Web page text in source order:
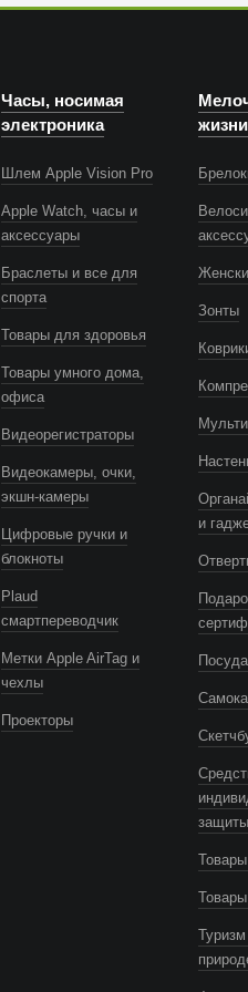
Часы, носимая
электроника
Шлем Apple Vision Pro
Apple Watch, часы и
аксессуары
Браслеты и все для
спорта
Товары для здоровья
Товары умного дома,
офиса
Видеорегистраторы
Видеокамеры, очки,
экшн-камеры
Цифровые ручки и
блокноты
Plaud
смартпереводчик
Метки Apple AirTag и
чехлы
Проекторы
Зонты
и
защиты